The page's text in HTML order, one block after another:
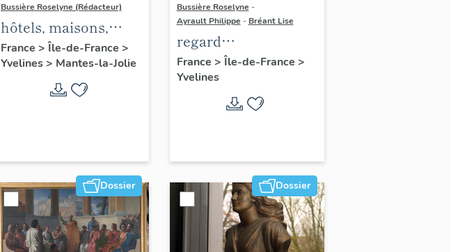
Bussière Roselyne (Rédacteur)
hôtels, maisons,
immeubles
France > Île-de-France >
Yvelines> Mantes-la-Jolie
Bussière Roselyne -
Ayrault Philippe - Bréant Lise
regard
photographique sur
le territoire de Seine-
France > Île-de-France >
Yvelines
Dossier Dossier